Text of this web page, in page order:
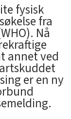
fysisk
fra
Nå
annet ved
er en ny